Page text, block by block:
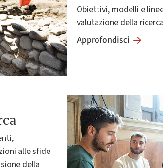
Obiettivi, modelli e
valutazione della
Approfondisci
alle sfide
della